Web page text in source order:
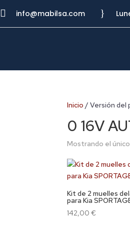
 info@mabilsa.com }
Inicio / Versión del
0 16V
Mostrando el
Kit de 2 muelles
para Kia
142,00€